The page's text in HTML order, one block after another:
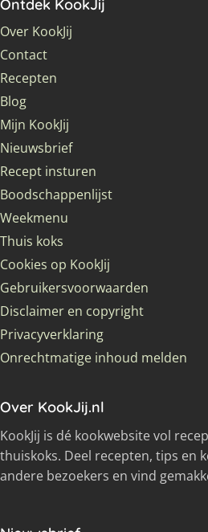
Ontdek KookJij
Over KookJij
Contact
Recepten
Blog
Mijn KookJij
Nieuwsbrief
Recept insturen
Boodschappenlijst
Weekmenu
Thuis koks
Cookies op KookJij
Gebruikersvoorwaarden
Disclaimer en copyright
Privacyverklaring
Onrechtmatige inhoud melden
Over KookJij.nl
KookJij is dé kookwebsite vol
thuiskoks. Deel recepten, tips en
andere bezoekers en vind